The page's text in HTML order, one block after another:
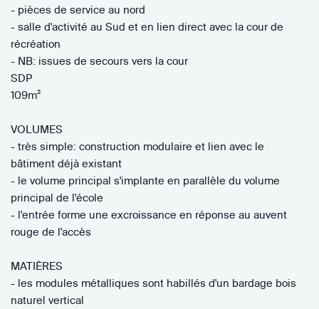
- pièces de service au nord
- salle d'activité au Sud et en lien direct avec la cour de
récréation
- NB: issues de secours vers la cour
SDP
109m²
VOLUMES
- très simple: construction modulaire et lien avec le
bâtiment déjà existant
- le volume principal s'implante en parallèle du volume
principal de l'école
- l'entrée forme une excroissance en réponse au auvent
rouge de l'accès
MATIÈRES
- les modules métalliques sont habillés d'un bardage bois
naturel vertical